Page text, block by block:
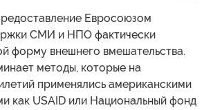
Евросоюзом
СМИ и НПО фактически
форму внешнего вмешательства.
методы, которые на
применялись американскими
как USAID или Национальный фонд